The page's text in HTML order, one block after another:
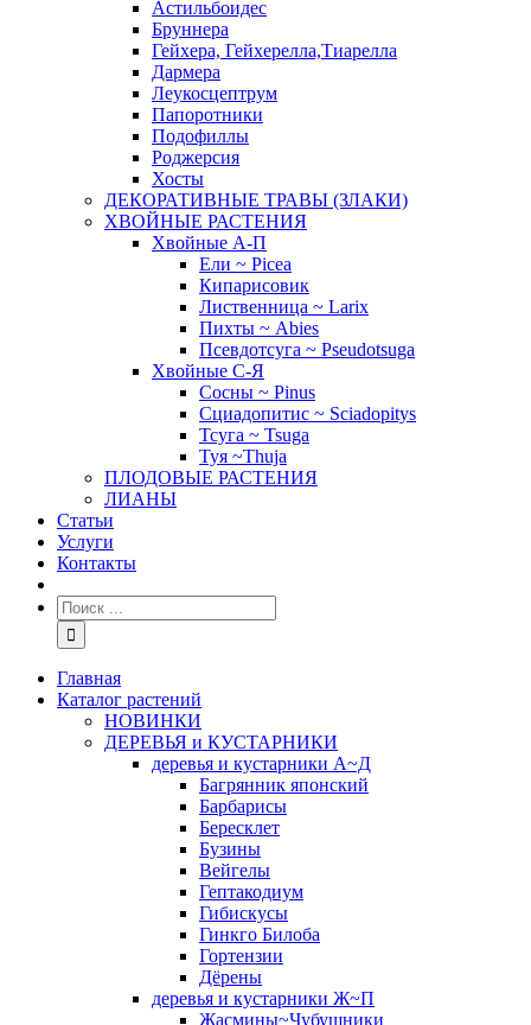
Астильбоидес
Бруннера
Гейхера, Гейхерелла,Тиарелла
Дармера
Леукосцептрум
Папоротники
Подофиллы
Роджерсия
Хосты
ДЕКОРАТИВНЫЕ ТРАВЫ (ЗЛАКИ)
ХВОЙНЫЕ РАСТЕНИЯ
Хвойные А-П
Ели ~ Picea
Кипарисовик
Лиственница ~ Larix
Пихты ~ Abies
Псевдотсуга ~ Pseudotsuga
Хвойные С-Я
Сосны ~ Pinus
Сциадопитис ~ Sciadopitys
Тсуга ~ Tsuga
Туя ~Thuja
ПЛОДОВЫЕ РАСТЕНИЯ
ЛИАНЫ
Статьи
Услуги
Контакты
Главная
Каталог растений
НОВИНКИ
ДЕРЕВЬЯ и КУСТАРНИКИ
деревья и кустарники А~Д
Багрянник японский
Барбарисы
Бересклет
Бузины
Вейгелы
Гептакодиум
Гибискусы
Гинкго Билоба
Гортензии
Дёрены
деревья и кустарники Ж~П
Жасмины~Чубушники